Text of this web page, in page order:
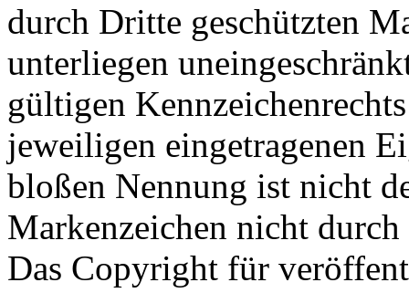
durch Dritte geschützten
unterliegen
gültigen
jeweiligen eingetragenen
bloßen Nennung ist nicht
Markenzeichen nicht
Das Copyright für